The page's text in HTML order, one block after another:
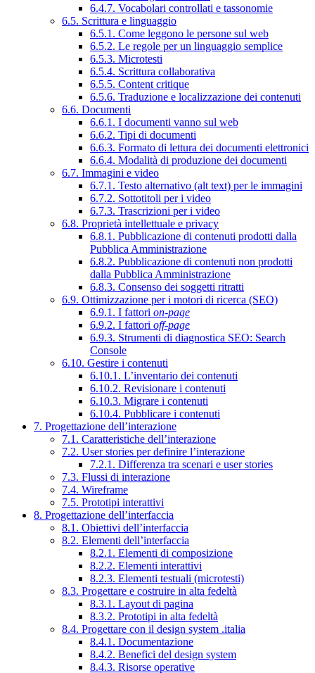
6.4.7. Vocabolari controllati e tassonomie
6.5. Scrittura e linguaggio
6.5.1. Come leggono le persone sul web
6.5.2. Le regole per un linguaggio semplice
6.5.3. Microtesti
6.5.4. Scrittura collaborativa
6.5.5. Content critique
6.5.6. Traduzione e localizzazione dei contenuti
6.6. Documenti
6.6.1. I documenti vanno sul web
6.6.2. Tipi di documenti
6.6.3. Formato di lettura dei documenti elettronici
6.6.4. Modalità di produzione dei documenti
6.7. Immagini e video
6.7.1. Testo alternativo (alt text) per le immagini
6.7.2. Sottotitoli per i video
6.7.3. Trascrizioni per i video
6.8. Proprietà intellettuale e privacy
6.8.1. Pubblicazione di contenuti prodotti dalla
Pubblica Amministrazione
6.8.2. Pubblicazione di contenuti non prodotti
dalla Pubblica Amministrazione
6.8.3. Consenso dei soggetti ritratti
6.9. Ottimizzazione per i motori di ricerca (SEO)
6.9.1. I fattori on-page
6.9.2. I fattori off-page
6.9.3. Strumenti di diagnostica SEO: Search
Console
6.10. Gestire i contenuti
6.10.1. L’inventario dei contenuti
6.10.2. Revisionare i contenuti
6.10.3. Migrare i contenuti
6.10.4. Pubblicare i contenuti
7. Progettazione dell’interazione
7.1. Caratteristiche dell’interazione
7.2. User stories per definire l’interazione
7.2.1. Differenza tra scenari e user stories
7.3. Flussi di interazione
7.4. Wireframe
7.5. Prototipi interattivi
8. Progettazione dell’interfaccia
8.1. Obiettivi dell’interfaccia
8.2. Elementi dell’interfaccia
8.2.1. Elementi di composizione
8.2.2. Elementi interattivi
8.2.3. Elementi testuali (microtesti)
8.3. Progettare e costruire in alta fedeltà
8.3.1. Layout di pagina
8.3.2. Prototipi in alta fedeltà
8.4. Progettare con il design system .italia
8.4.1. Documentazione
8.4.2. Benefici del design system
8.4.3. Risorse operative